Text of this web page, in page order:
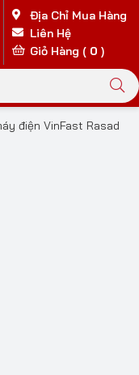
Địa Chỉ Mua Hàng
Liên Hệ
Giỏ Hàng ( 0 )
điện VinFast Rasad